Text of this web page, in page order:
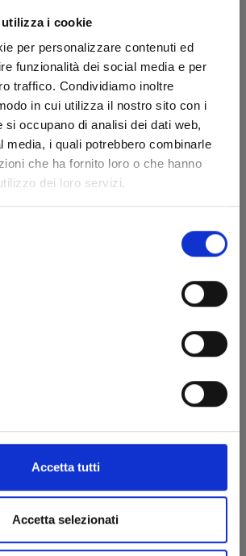
i cookie
per personalizzare contenuti ed
funzionalità dei social media e per
traffico. Condividiamo inoltre
in cui utilizza il nostro sito con i
si occupano di analisi dei dati web,
media, i quali potrebbero combinarle
che ha fornito loro o che hanno
dei loro servizi.
Accetta tutti
Accetta selezionati
RURIDRAGON n. 2